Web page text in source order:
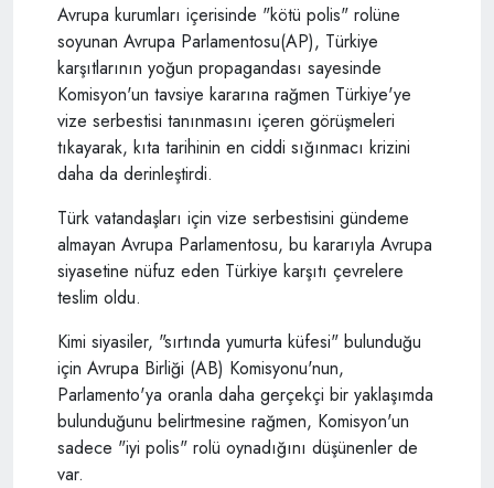
Avrupa kurumları içerisinde "kötü polis" rolüne
soyunan Avrupa Parlamentosu(AP), Türkiye
karşıtlarının yoğun propagandası sayesinde
Komisyon'un tavsiye kararına rağmen Türkiye'ye
vize serbestisi tanınmasını içeren görüşmeleri
tıkayarak, kıta tarihinin en ciddi sığınmacı krizini
daha da derinleştirdi.
Türk vatandaşları için vize serbestisini gündeme
almayan Avrupa Parlamentosu, bu kararıyla Avrupa
siyasetine nüfuz eden Türkiye karşıtı çevrelere
teslim oldu.
Kimi siyasiler, "sırtında yumurta küfesi" bulunduğu
için Avrupa Birliği (AB) Komisyonu'nun,
Parlamento'ya oranla daha gerçekçi bir yaklaşımda
bulunduğunu belirtmesine rağmen, Komisyon'un
sadece "iyi polis" rolü oynadığını düşünenler de
var.